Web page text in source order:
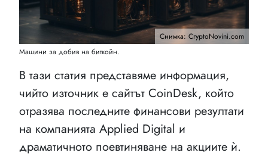
Снимка: CryptoNovini.com
Машини за добив на биткойн.
В тази статия представяме информация,
чийто източник е сайтът CoinDesk, който
отразява последните финансови резултати
на компанията Applied Digital и
драматичното поевтиняване на акциите ѝ.